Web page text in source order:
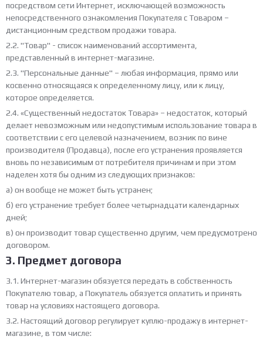
посредством сети Интернет, исключающей возможность
непосредственного ознакомления Покупателя с Товаром –
дистанционным средством продажи товара.
2.2. "Товар" - список наименований ассортимента,
представленный в интернет-магазине.
2.3. "Персональные данные" – любая информация, прямо или
косвенно относящаяся к определенному лицу, или к лицу,
которое определяется.
2.4. «Существенный недостаток Товара» – недостаток, который
делает невозможным или недопустимым использование товара в
соответствии с его целевой назначением, возник по вине
производителя (Продавца), после его устранения проявляется
вновь по независимым от потребителя причинам и при этом
наделен хотя бы одним из следующих признаков:
а) он вообще не может быть устранен;
б) его устранение требует более четырнадцати календарных
дней;
в) он производит товар существенно другим, чем предусмотрено
договором.
3. Предмет договора
3.1. Интернет-магазин обязуется передать в собственность
Покупателю товар, а Покупатель обязуется оплатить и принять
товар на условиях настоящего договора.
3.2. Настоящий договор регулирует куплю-продажу в интернет-
магазине, в том числе: